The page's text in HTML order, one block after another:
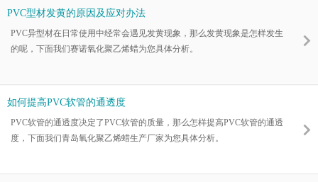
PVC型材发黄的原因及应对办法
PVC异型材在日常使用中经常会遇见发黄现象，那么发黄现象是怎样发生
的呢，下面我们赛诺氧化聚乙烯蜡为您具体分析。
如何提高PVC软管的通透度
PVC软管的通透度决定了PVC软管的质量，那么怎样提高PVC软管的通透
度，下面我们青岛氧化聚乙烯蜡生产厂家为您具体分析。